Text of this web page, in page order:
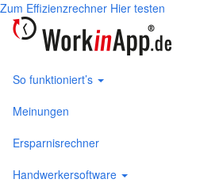
Zum Effizienzrechner Hier testen
So funktioniert’s
Meinungen
Ersparnisrechner
Handwerkersoftware